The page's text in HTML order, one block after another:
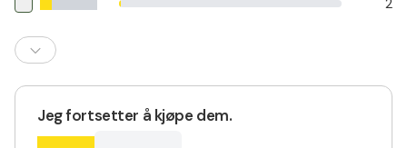
2
Jeg fortsetter å kjøpe dem.